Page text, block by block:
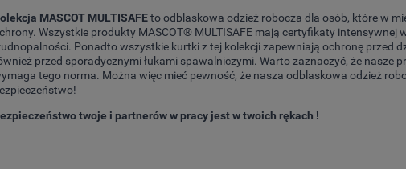
MASCOT MULTISAFEto odblaskowa odzież robocza dla osób, które w
Wszystkie produkty MASCOT® MULTISAFE mają certyfikaty
Ponadto wszystkie kurtki z tej kolekcji zapewniają ochronę przed
przed sporadycznymi łukami spawalniczymi. Warto zaznaczyć, że nasze
tego norma. Można więc mieć pewność, że nasza odblaskowa odzież
twoje i partnerów w pracy jest w twoich rękach !